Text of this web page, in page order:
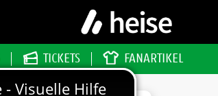
TICKETS FANARTIKEL